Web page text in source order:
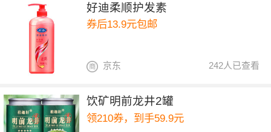
好迪柔顺护发素
券后13.9元包邮
242人已查看
京东
饮矿明前龙井2罐
领210券，到手59.9元